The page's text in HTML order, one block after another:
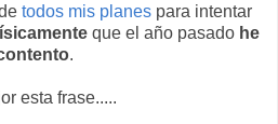
todos mis planes para intentar
que el año pasado he
.
esta frase.....